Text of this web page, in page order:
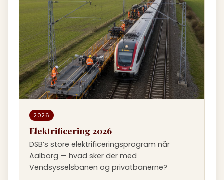
2026
Elektrificering 2026
DSB’s store elektrificeringsprogram når
Aalborg — hvad sker der med
Vendsysselsbanen og privatbanerne?